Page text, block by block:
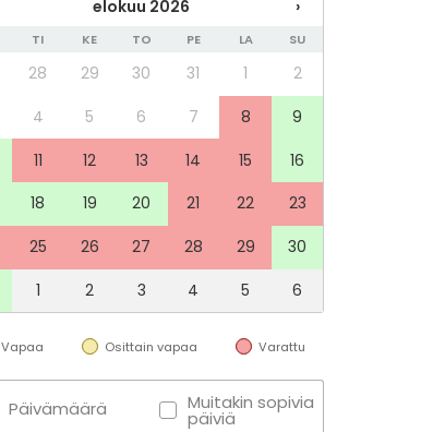
elokuu 2026 ›
TI KE TO PE LA SU
28 29 30 31 1
2
4 5 6 7 8
9
11 12 13 14 15
16
18 19 20 21 22
23
25 26 27 28 29
30
1 2 3 4 5 6
Vapaa Osittain vapaa Varattu
Päivämäärä Muitakin sopivia
päiviä